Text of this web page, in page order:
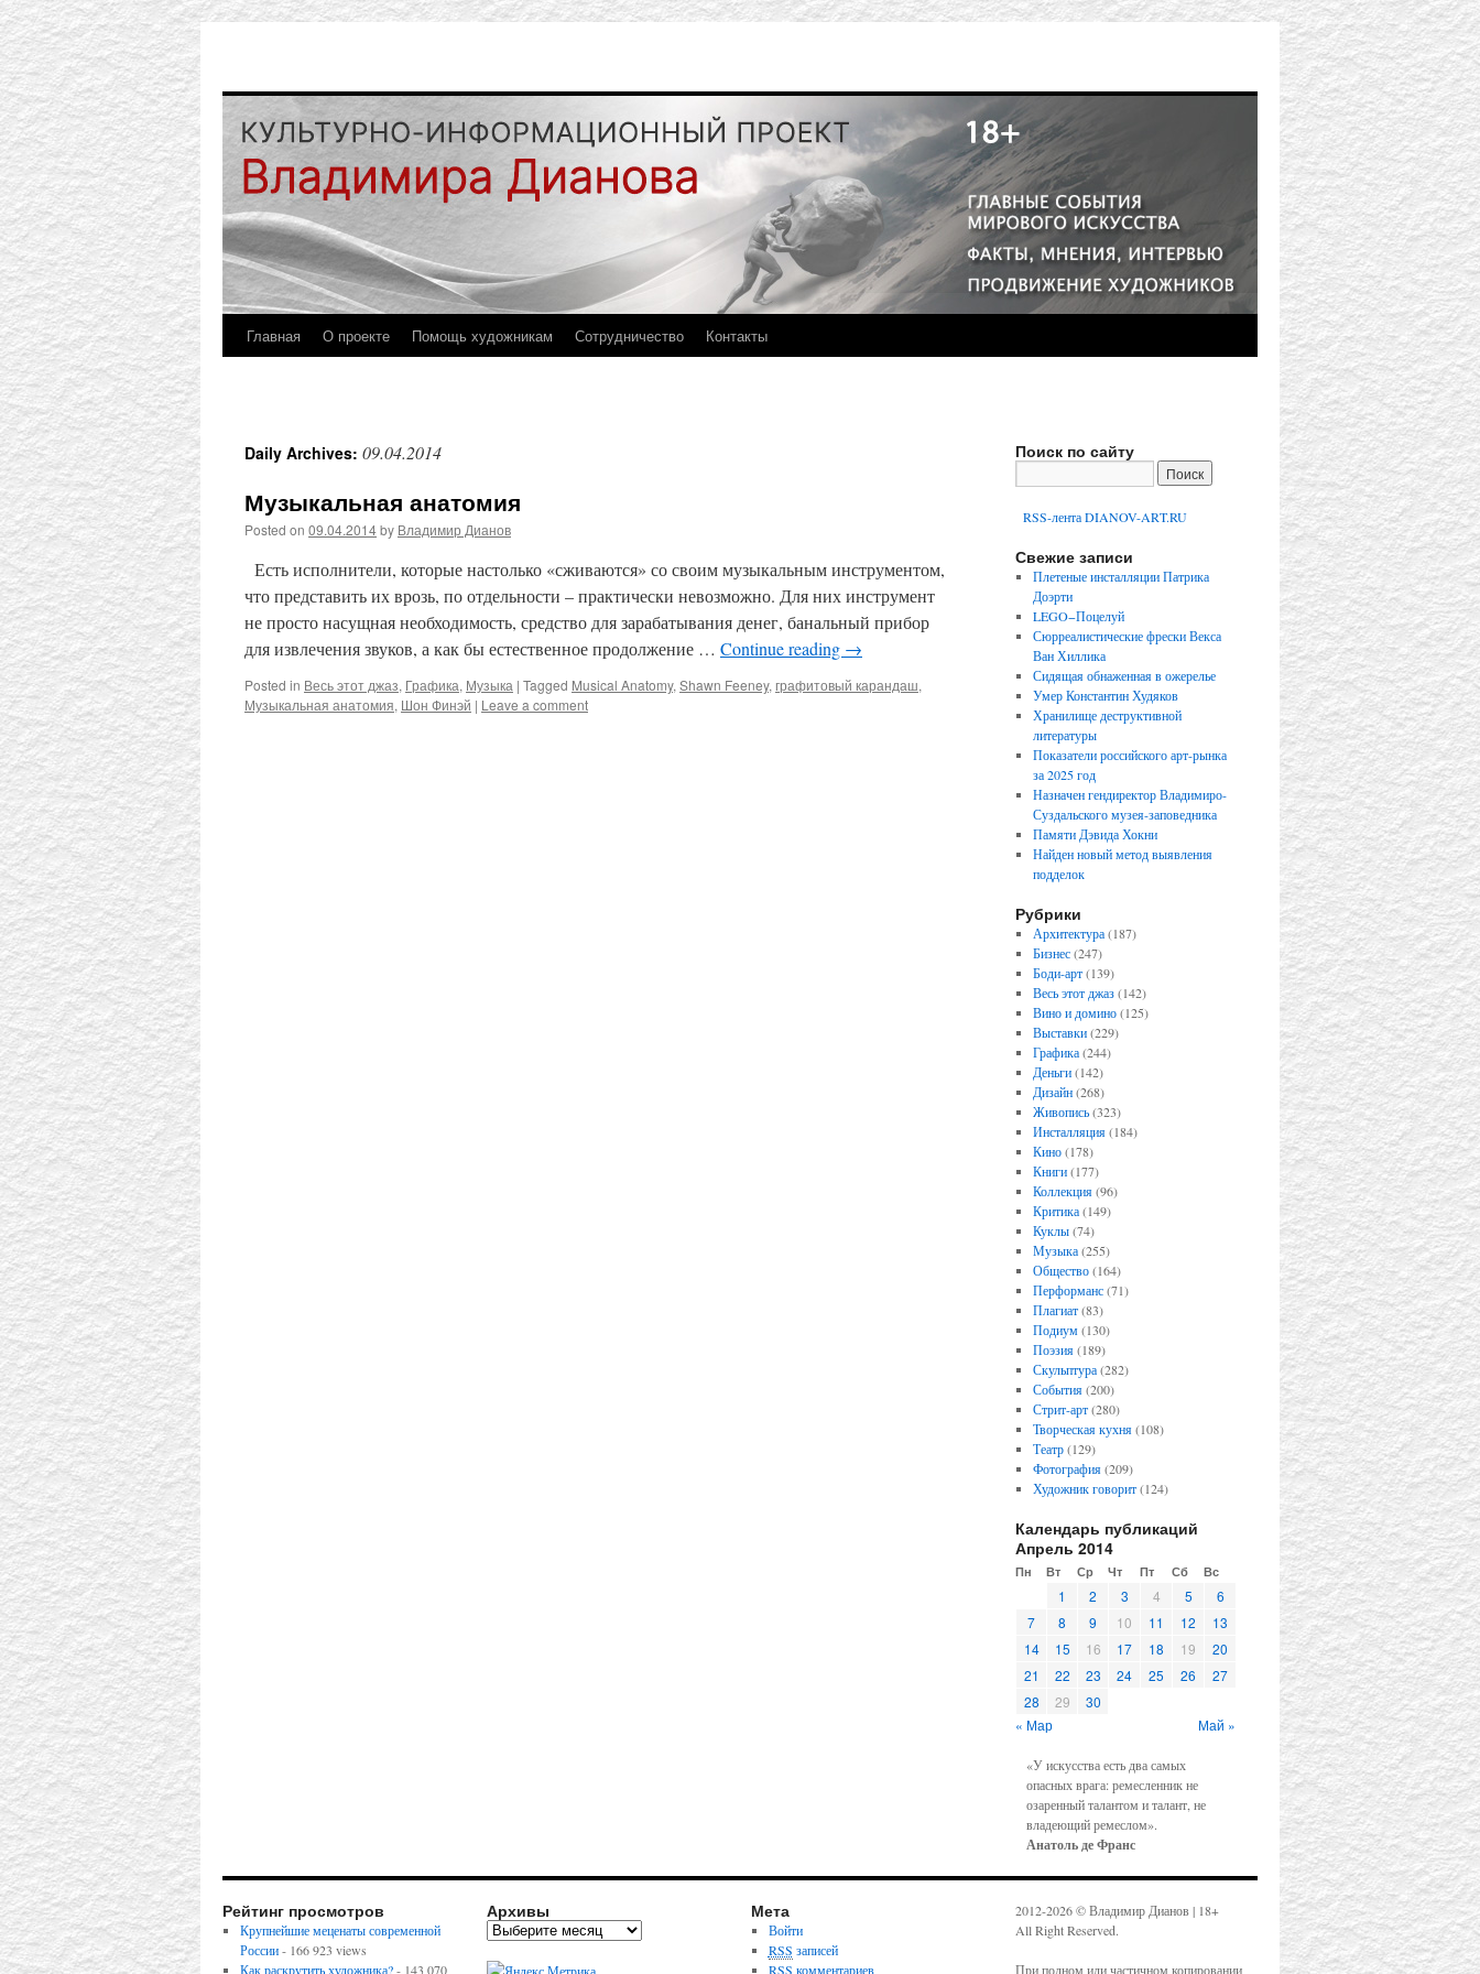
Главная О проекте Помощь художникам Сотрудничество Контакты
Daily Archives: 09.04.2014
Музыкальная анатомия
Posted on 09.04.2014by Владимир Дианов
Есть исполнители, которые настолько «сживаются» со своим музыкальным инструментом,
что представить их врозь, по отдельности – практически невозможно. Для них инструмент
не просто насущная необходимость, средство для зарабатывания денег, банальный прибор
для извлечения звуков, а как бы естественное продолжение … Continue reading →
Posted in Весь этот джаз, Графика, Музыка | Tagged Musical Anatomy, Shawn Feeney, графитовый карандаш,
Музыкальная анатомия, Шон Финэй | Leave a comment
Поиск по сайту
RSS-лента DIANOV-ART.RU
Свежие записи
Плетеные инсталляции Патрика
Доэрти
LEGO−Поцелуй
Сюрреалистические фрески Векса
Ван Хиллика
Сидящая обнаженная в ожерелье
Умер Константин Худяков
Хранилище деструктивной
литературы
Показатели российского арт-рынка
за 2025 год
Назначен гендиректор Владимиро-
Суздальского музея-заповедника
Памяти Дэвида Хокни
Найден новый метод выявления
подделок
Рубрики
Архитектура(187)
Бизнес(247)
Боди-арт(139)
Весь этот джаз(142)
Вино и домино(125)
Выставки(229)
Графика(244)
Деньги(142)
Дизайн(268)
Живопись(323)
Инсталляция(184)
Кино(178)
Книги(177)
Коллекция(96)
Критика(149)
Куклы(74)
Музыка(255)
Общество(164)
Перформанс(71)
Плагиат(83)
Подиум(130)
Поэзия(189)
Скульптура(282)
События(200)
Стрит-арт(280)
Творческая кухня(108)
Театр(129)
Фотография(209)
Художник говорит(124)
Календарь публикаций
Апрель 2014
Пн Вт Ср Чт Пт Сб Вс
« Мар Май »
1 2 3 4 5
6
7
8 9 10 11 12
13
14
15 16 17 18 19
20
21
22 23 24 25 26
27
28
29 30
«У искусства есть два самых
опасных врага: ремесленник не
озаренный талантом и талант, не
владеющий ремеслом».
Анатоль де Франс
Рейтинг просмотров
Крупнейшие меценаты современной
России- 166 923 views
Как раскрутить художника?- 143 070
Архивы Мета
Войти
RSS записей
RSS комментариев
2012-2026 © Владимир Дианов | 18+
All Right Reserved.
При полном или частичном копировании